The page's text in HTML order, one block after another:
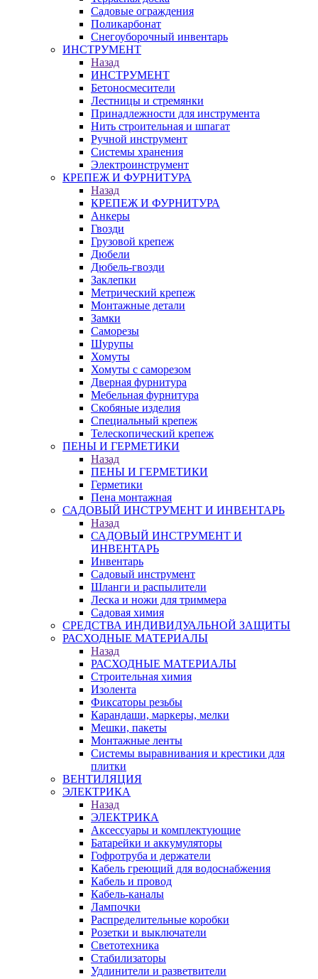
Садовые ограждения
Поликарбонат
Снегоуборочный инвентарь
ИНСТРУМЕНТ
Назад
ИНСТРУМЕНТ
Бетоносмесители
Лестницы и стремянки
Принадлежности для инструмента
Нить строительная и шпагат
Ручной инструмент
Системы хранения
Электроинструмент
КРЕПЕЖ И ФУРНИТУРА
Назад
КРЕПЕЖ И ФУРНИТУРА
Анкеры
Гвозди
Грузовой крепеж
Дюбели
Дюбель-гвозди
Заклепки
Метрический крепеж
Монтажные детали
Замки
Саморезы
Шурупы
Хомуты
Хомуты с саморезом
Дверная фурнитура
Мебельная фурнитура
Скобяные изделия
Специальный крепеж
Телескопический крепеж
ПЕНЫ И ГЕРМЕТИКИ
Назад
ПЕНЫ И ГЕРМЕТИКИ
Герметики
Пена монтажная
САДОВЫЙ ИНСТРУМЕНТ И ИНВЕНТАРЬ
Назад
САДОВЫЙ ИНСТРУМЕНТ И
ИНВЕНТАРЬ
Инвентарь
Садовый инструмент
Шланги и распылители
Леска и ножи для триммера
Садовая химия
СРЕДСТВА ИНДИВИДУАЛЬНОЙ ЗАЩИТЫ
РАСХОДНЫЕ МАТЕРИАЛЫ
Назад
РАСХОДНЫЕ МАТЕРИАЛЫ
Строительная химия
Изолента
Фиксаторы резьбы
Карандаши, маркеры, мелки
Мешки, пакеты
Монтажные ленты
Системы выравнивания и крестики для
плитки
ВЕНТИЛЯЦИЯ
ЭЛЕКТРИКА
Назад
ЭЛЕКТРИКА
Аксессуары и комплектующие
Батарейки и аккумуляторы
Гофротруба и держатели
Кабель греющий для водоснабжения
Кабель и провод
Кабель-каналы
Лампочки
Распределительные коробки
Розетки и выключатели
Светотехника
Стабилизаторы
Удлинители и разветвители